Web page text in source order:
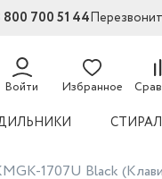
800 700 51 44
Войти Избранное
1707U Black